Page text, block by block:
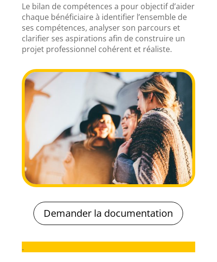
Le bilan de compétences a pour objectif d’aider
chaque bénéficiaire à identifier l’ensemble de
ses compétences, analyser son parcours et
clarifier ses aspirations afin de construire un
projet professionnel cohérent et réaliste.
Demander la documentation
.